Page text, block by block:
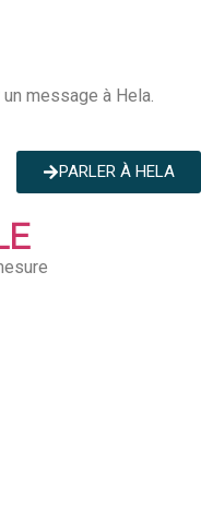
message à Hela.
PARLER À HELA